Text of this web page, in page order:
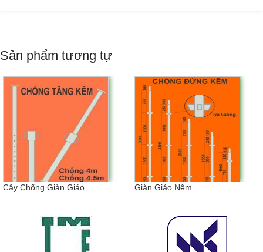
Sản phẩm tương tự
Cây Chống Giàn Giáo Giàn Giáo Nêm